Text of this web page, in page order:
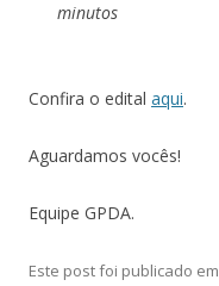
minutos
Confira o edital aqui.
Aguardamos vocês!
Equipe GPDA.
Este post foi publicado em